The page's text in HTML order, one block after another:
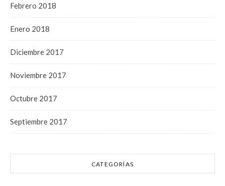
Febrero 2018
Enero 2018
Diciembre 2017
Noviembre 2017
Octubre 2017
Septiembre 2017
CATEGORÍAS